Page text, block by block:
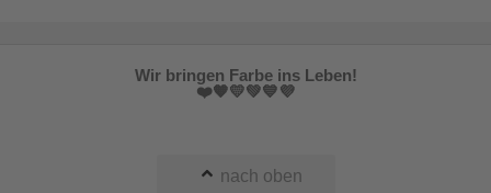
Wir bringen Farbe ins Leben!
❤️🧡💛💚💙💜
nach oben